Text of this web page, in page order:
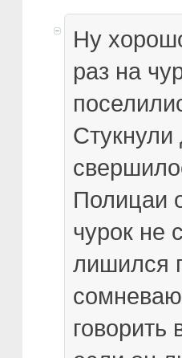
Ну
раз на
Стукнули
Полицаи
чурок не
лишился
говорить